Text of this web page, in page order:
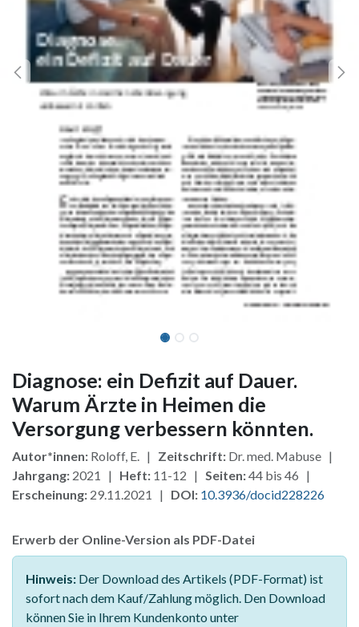
Diagnose: ein Defizit auf Dauer.
Warum Ärzte in Heimen die
Versorgung verbessern könnten.
Autor*innen: Roloff, E. | Zeitschrift: Dr. med. Mabuse |
Jahrgang: 2021 | Heft: 11-12 | Seiten:44 bis 46 |
Erscheinung: 29.11.2021 | DOI: 10.3936/docid228226
Erwerb der Online-Version als PDF-Datei
Hinweis: Der Download des Artikels (PDF-Format) ist
sofort nach dem Kauf/Zahlung möglich. Den Download
können Sie in Ihrem Kundenkonto unter